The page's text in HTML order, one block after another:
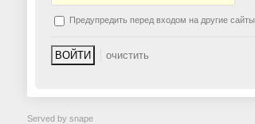
Предупредить перед входом на другие сайты.
Served by snape